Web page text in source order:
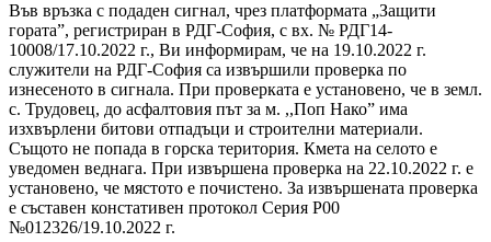
Във връзка с подаден сигнал, чрез платформата „Защити
гората”, регистриран в РДГ-София, с вх. № РДГ14-
10008/17.10.2022 г., Ви информирам, че на 19.10.2022 г.
служители на РДГ-София са извършили проверка по
изнесеното в сигнала. При проверката е установено, че в земл.
с. Трудовец, до асфалтовия път за м. ,,Поп Нако” има
изхвърлени битови отпадъци и строителни материали.
Същото не попада в горска територия. Кмета на селото е
уведомен веднага. При извършена проверка на 22.10.2022 г. е
установено, че мястото е почистено. За извършената проверка
е съставен констативен протокол Серия Р00
№012326/19.10.2022 г.